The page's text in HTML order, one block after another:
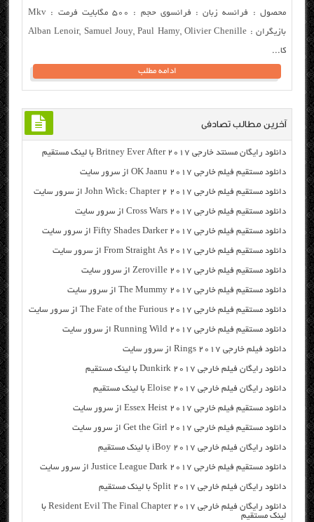
محصول : فرانسه زبان : فرانسوی حجم : ۵۰۰ مگابایت فرمت : Mkv
بازیگران : Alban Lenoir, Samuel Jouy, Paul Hamy, Olivier Chenille
کا...
ادامه مطلب
آخرین مطالب تصادفی
دانلود رایگان مسنتد خارجی Britney Ever After 2017 با لینک مستقیم
دانلود مستقیم فیلم خارجی OK Jaanu 2017 از سرور سایت
دانلود مستقیم فیلم خارجی John Wick: Chapter 2 2017 از سرور سایت
دانلود مستقیم فیلم خارجی Cross Wars 2017 از سرور سایت
دانلود مستقیم فیلم خارجی Fifty Shades Darker 2017 از سرور سایت
دانلود مستقیم فیلم خارجی From Straight As 2017 از سرور سایت
دانلود مستقیم فیلم خارجی Zeroville 2017 از سرور سایت
دانلود مستقیم فیلم خارجی The Mummy 2017 از سرور سایت
دانلود مستقیم فیلم خارجی The Fate of the Furious 2017 از سرور سایت
دانلود مستقیم فیلم خارجی Running Wild 2017 از سرور سایت
دانلود فیلم خارجی Rings 2017 از سرور سایت
دانلود رایگان فیلم خارجی Dunkirk 2017 با لینک مستقیم
دانلود رایگان فیلم خارجی Eloise 2017 با لینک مستقیم
دانلود مستقیم فیلم خارجی Essex Heist 2017 از سرور سایت
دانلود مستقیم فیلم خارجی Get the Girl 2017 از سرور سایت
دانلود رایگان فیلم خارجی iBoy 2017 با لینک مستقیم
دانلود مستقیم فیلم خارجی Justice League Dark 2017 از سرور سایت
دانلود رایگان فیلم خارجی Split 2017 با لینک مستقیم
دانلود رایگان فیلم خارجی Resident Evil The Final Chapter 2017 با
لینک مستقیم